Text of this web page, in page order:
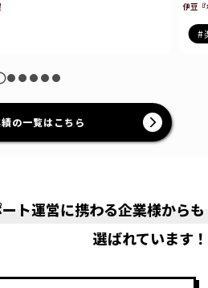
ーク
の一覧はこちら
ト運営に携わる企業様からも
選ばれています！